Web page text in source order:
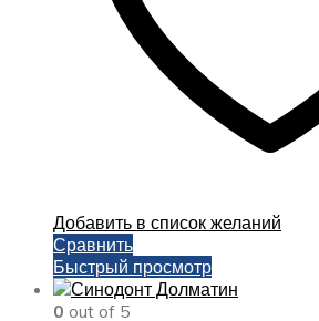
Добавить в список желаний
Сравнить
Быстрый просмотр
0 out of 5